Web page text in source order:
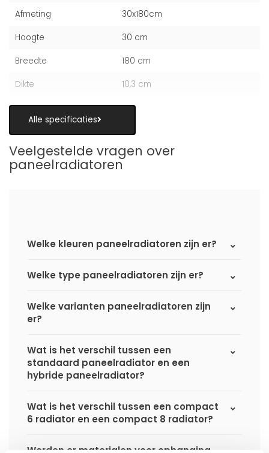
Afmeting 30x180cm
Hoogte 30 cm
Breedte 180 cm
Dikte 10,3 cm
Alle specificaties
Veelgestelde vragen over
paneelradiatoren
Welke kleuren paneelradiatoren zijn er?
Welke type paneelradiatoren zijn er?
Welke varianten paneelradiatoren zijn
er?
Wat is het verschil tussen een
standaard paneelradiator en een
hybride paneelradiator?
Wat is het verschil tussen een compact
6 radiator en een compact 8 radiator?
Worden er materialen voor ophanging